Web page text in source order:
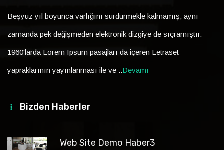
Beşyüz yıl boyunca varlığını sürdürmekle kalmamış, aynı
zamanda pek değişmeden elektronik dizgiye de sıçramıştır.
1960'larda Lorem Ipsum pasajları da içeren Letraset
yapraklarının yayınlanması ile ve ..Devamı
Bizden Haberler
Web Site Demo Haber3